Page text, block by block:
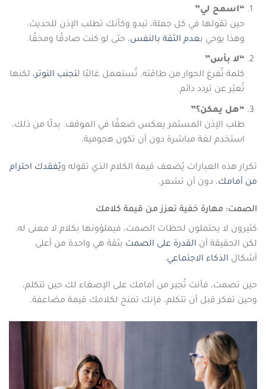
“اسمح لي”
حين تقولها في كل جملة، تبدو وكأنك تطلب الإذن للحديث.
وهذا يوحي بعدم الثقة بالنفس، حتى لو كنت صادقًا ومحقًا.
“لا بأس”
كلمة تُفرغ الحوار من طاقته. تُستعمل غالبًا لتجنب التوتر، لكنها
تُعبّر عن تردد دائم.
“هل يمكن؟”
طلب الإذن المستمر يعكس ضعفًا في الموقف. بدلًا من ذلك،
استخدم لغة مباشرة دون أن تكون هجومية.
تكرار هذه العبارات يُضعف قيمة الكلام الذي تقوله ويُفقدك احترام
من أمامك، دون أن تشعر.
الصمت: مهارة خفية تعزز من قيمة كلامك
كثيرون لا يحتملون لحظات الصمت، فيملؤونها بكلام لا معنى له.
لكن الحقيقة أن القدرة على الصمت بثقة هي واحدة من أعلى
أشكال الذكاء الاجتماعي.
حين تصمت، فأنت تُجبر من أمامك على الإصغاء لك حين تتكلم،
وحين تفكر قبل أن تتكلم، فإنك تمنح لكلامك قيمة مضاعفة.